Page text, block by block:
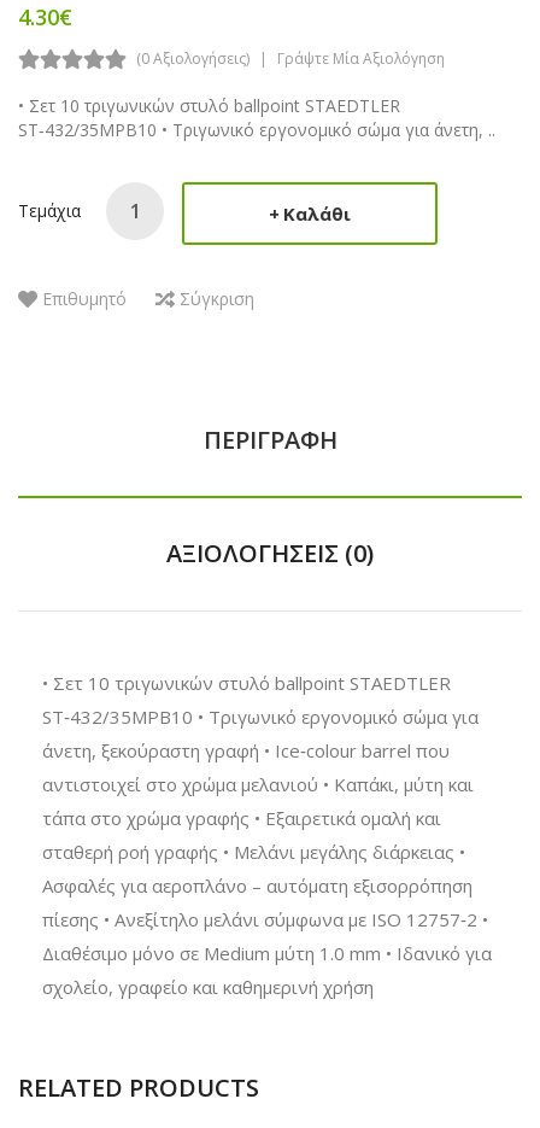
4.30€
(0 Αξιολογήσεις) Γράψτε Μία Αξιολόγηση
• Σετ 10 τριγωνικών στυλό ballpoint STAEDTLER
ST‑432/35MPB10 • Τριγωνικό εργονομικό σώμα για άνετη, ..
Τεμάχια Καλάθι
Επιθυμητό Σύγκριση
ΠΕΡΙΓΡΑΦΉ
ΑΞΙΟΛΟΓΉΣΕΙΣ (0)
• Σετ 10 τριγωνικών στυλό ballpoint STAEDTLER
ST‑432/35MPB10 • Τριγωνικό εργονομικό σώμα για
άνετη, ξεκούραστη γραφή • Ice‑colour barrel που
αντιστοιχεί στο χρώμα μελανιού • Καπάκι, μύτη και
τάπα στο χρώμα γραφής • Εξαιρετικά ομαλή και
σταθερή ροή γραφής • Μελάνι μεγάλης διάρκειας •
Ασφαλές για αεροπλάνο – αυτόματη εξισορρόπηση
πίεσης • Ανεξίτηλο μελάνι σύμφωνα με ISO 12757‑2 •
Διαθέσιμο μόνο σε Medium μύτη 1.0 mm • Ιδανικό για
σχολείο, γραφείο και καθημερινή χρήση
RELATED PRODUCTS